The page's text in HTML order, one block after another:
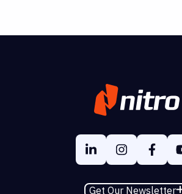
Get Our Newsletter